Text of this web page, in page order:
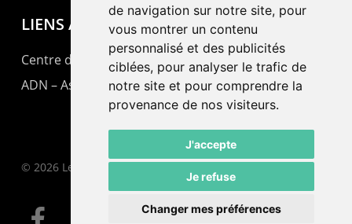
de navigation sur notre site, pour
vous montrer un contenu
personnalisé et des publicités
ciblées, pour analyser le trafic de
notre site et pour comprendre la
provenance de nos visiteurs.
J'accepte
Je refuse
Changer mes préférences
LIENS AMIS
Centre de culture ABC
ADN – Association Danse Neuchâtel
© 2026 Le Pommier.
facebook email